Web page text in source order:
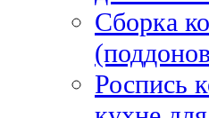
Сборка
Роспись